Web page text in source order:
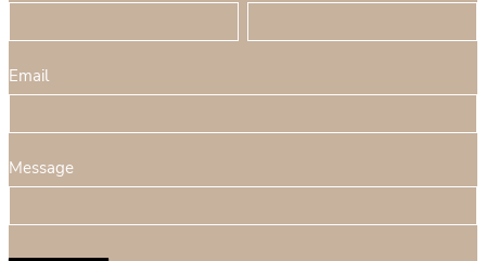
r
m
l
a
r
o
m
o
Email
Message
v
o
s
ê
e